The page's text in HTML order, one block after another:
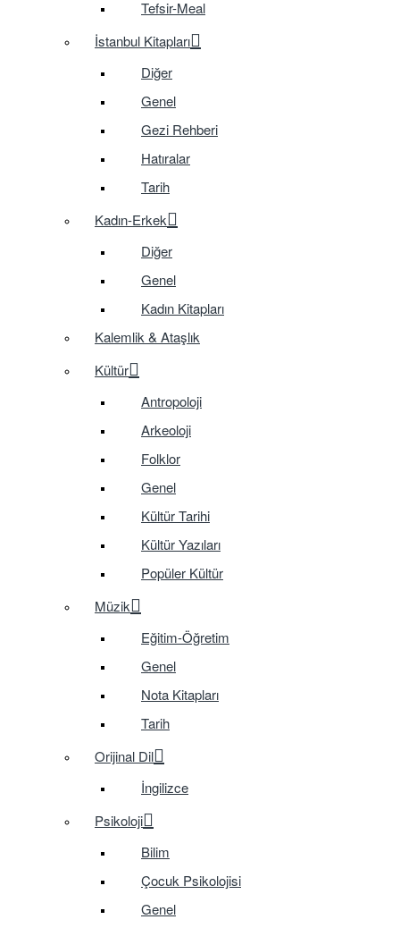
Tefsir-Meal
İstanbul Kitapları
Diğer
Genel
Gezi Rehberi
Hatıralar
Tarih
Kadın-Erkek
Diğer
Genel
Kadın Kitapları
Kalemlik & Ataşlık
Kültür
Antropoloji
Arkeoloji
Folklor
Genel
Kültür Tarihi
Kültür Yazıları
Popüler Kültür
Müzik
Eğitim-Öğretim
Genel
Nota Kitapları
Tarih
Orijinal Dil
İngilizce
Psikoloji
Bilim
Çocuk Psikolojisi
Genel